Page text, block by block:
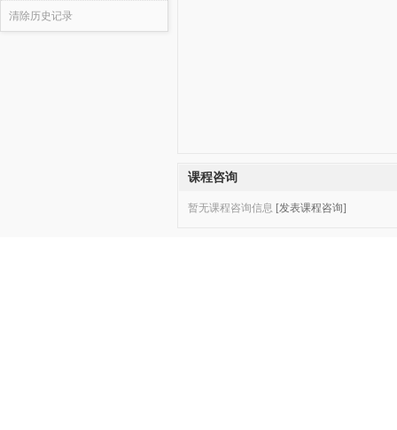
清除历史记录
课程咨询
暂无课程咨询信息 [发表课程咨询]